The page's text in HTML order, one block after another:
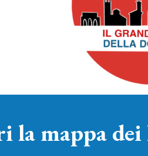
la mappa